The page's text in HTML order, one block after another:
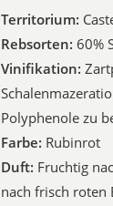
Territorium:
Rebsorten: 60%
Vinifikation:
Polyphenole zu
Farbe: Rubinrot
Duft: Fruchtig
nach frisch roten